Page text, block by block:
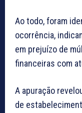
Ao todo, foram
ocorrência,
em prejuízo de
financeiras com
A apuração
de